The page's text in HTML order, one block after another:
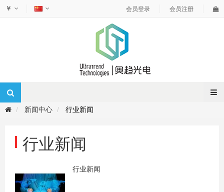
￥ 会员登录 会员注册
新闻中心 行业新闻
行业新闻
行业新闻